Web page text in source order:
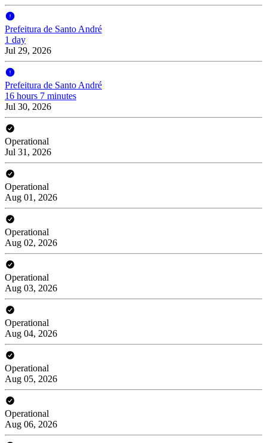
Prefeitura de Santo André
1 day
Jul 29, 2026
Prefeitura de Santo André
16 hours 7 minutes
Jul 30, 2026
Operational
Jul 31, 2026
Operational
Aug 01, 2026
Operational
Aug 02, 2026
Operational
Aug 03, 2026
Operational
Aug 04, 2026
Operational
Aug 05, 2026
Operational
Aug 06, 2026